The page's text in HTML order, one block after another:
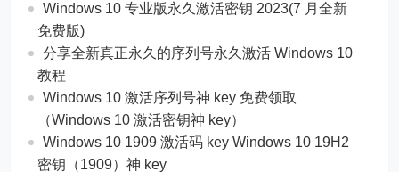
Windows 10 专业版永久激活密钥 2023(7 月全新
免费版)
分享全新真正永久的序列号永久激活 Windows 10
教程
Windows 10 激活序列号神 key 免费领取
（Windows 10 激活密钥神 key）
Windows 10 1909 激活码 key Windows 10 19H2
密钥（1909）神 key